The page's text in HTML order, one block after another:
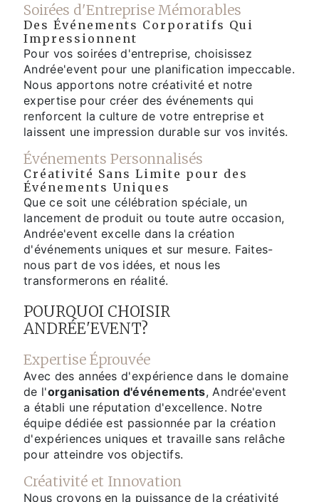
Soirées d'Entreprise Mémorables
Des Événements Corporatifs Qui
Impressionnent
Pour vos soirées d'entreprise, choisissez
Andrée'event pour une planification impeccable.
Nous apportons notre créativité et notre
expertise pour créer des événements qui
renforcent la culture de votre entreprise et
laissent une impression durable sur vos invités.
Événements Personnalisés
Créativité Sans Limite pour des
Événements Uniques
Que ce soit une célébration spéciale, un
lancement de produit ou toute autre occasion,
Andrée'event excelle dans la création
d'événements uniques et sur mesure. Faites-
nous part de vos idées, et nous les
transformerons en réalité.
POURQUOI CHOISIR
ANDRÉE'EVENT?
Expertise Éprouvée
Avec des années d'expérience dans le domaine
de l'organisation d'événements, Andrée'event
a établi une réputation d'excellence. Notre
équipe dédiée est passionnée par la création
d'expériences uniques et travaille sans relâche
pour atteindre vos objectifs.
Créativité et Innovation
Nous croyons en la puissance de la créativité